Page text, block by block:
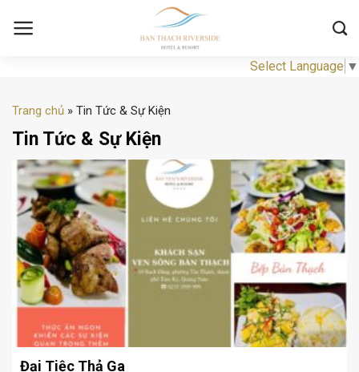
Select Language ▼
Trang chủ » Tin Tức & Sự Kiện
Tin Tức & Sự Kiện
Đại Tiệc Thả Ga